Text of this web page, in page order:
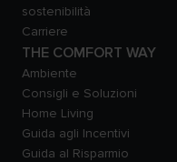
sostenibilità
Carriere
THE COMFORT WAY
Ambiente
Consigli e Soluzioni
Home Living
Guida agli Incentivi
Guida al Risparmio